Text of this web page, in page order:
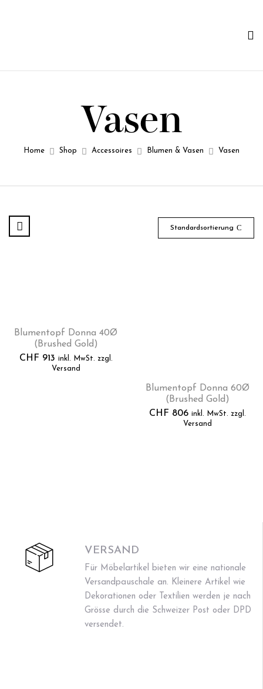
Vasen
Home Shop Accessoires Blumen & Vasen​ Vasen
Standardsortierung
Blumentopf Donna 40Ø
(Brushed Gold)
CHF 913 inkl. MwSt. zzgl.
Versand
Blumentopf Donna 60Ø
(Brushed Gold)
CHF 806 inkl. MwSt. zzgl.
Versand
VERSAND
Für Möbelartikel bieten wir eine nationale
Versandpauschale an. Kleinere Artikel wie
Dekorationen oder Textilien werden je nach
Grösse durch die Schweizer Post oder DPD
versendet.